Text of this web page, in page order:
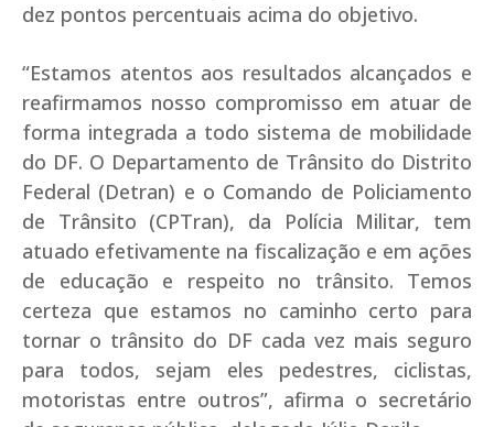
dez pontos percentuais acima do objetivo.
“Estamos atentos aos resultados alcançados e
reafirmamos nosso compromisso em atuar de
forma integrada a todo sistema de mobilidade
do DF. O Departamento de Trânsito do Distrito
Federal (Detran) e o Comando de Policiamento
de Trânsito (CPTran), da Polícia Militar, tem
atuado efetivamente na fiscalização e em ações
de educação e respeito no trânsito. Temos
certeza que estamos no caminho certo para
tornar o trânsito do DF cada vez mais seguro
para todos, sejam eles pedestres, ciclistas,
motoristas entre outros”, afirma o secretário